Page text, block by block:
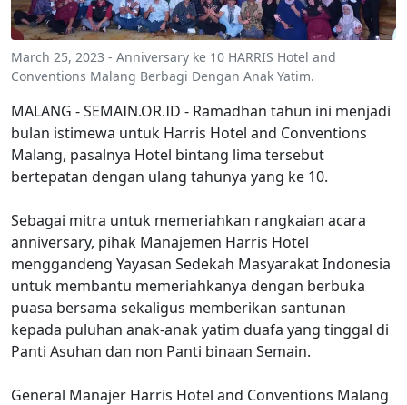
March 25, 2023 - Anniversary ke 10 HARRIS Hotel and
Conventions Malang Berbagi Dengan Anak Yatim.
MALANG - SEMAIN.OR.ID - Ramadhan tahun ini menjadi
bulan istimewa untuk Harris Hotel and Conventions
Malang, pasalnya Hotel bintang lima tersebut
bertepatan dengan ulang tahunya yang ke 10.
Sebagai mitra untuk memeriahkan rangkaian acara
anniversary, pihak Manajemen Harris Hotel
menggandeng Yayasan Sedekah Masyarakat Indonesia
untuk membantu memeriahkanya dengan berbuka
puasa bersama sekaligus memberikan santunan
kepada puluhan anak-anak yatim duafa yang tinggal di
Panti Asuhan dan non Panti binaan Semain.
General Manajer Harris Hotel and Conventions Malang